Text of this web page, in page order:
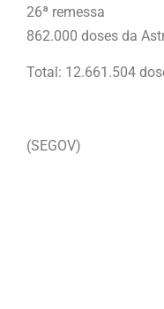
26ª remessa
862.000 doses da
Total: 12.661.504
(SEGOV)